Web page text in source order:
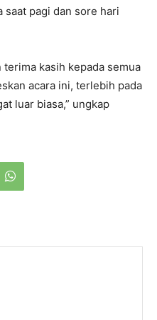
saat pagi dan sore hari
terima kasih kepada semua
acara ini, terlebih pada
luar biasa,” ungkap